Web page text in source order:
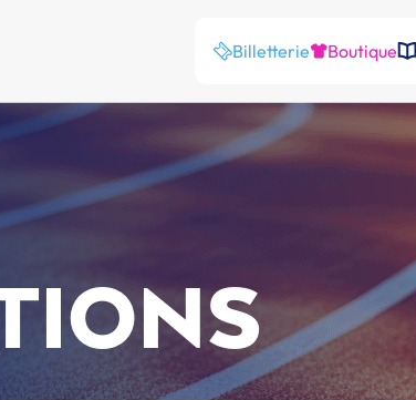
Billetterie Boutique